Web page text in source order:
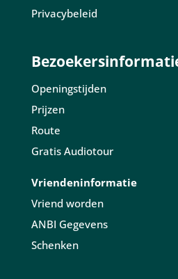
Privacybeleid
Openingstijden
Prijzen
Route
Gratis Audiotour
Vriendeninformatie
Vriend worden
ANBI Gegevens
Schenken